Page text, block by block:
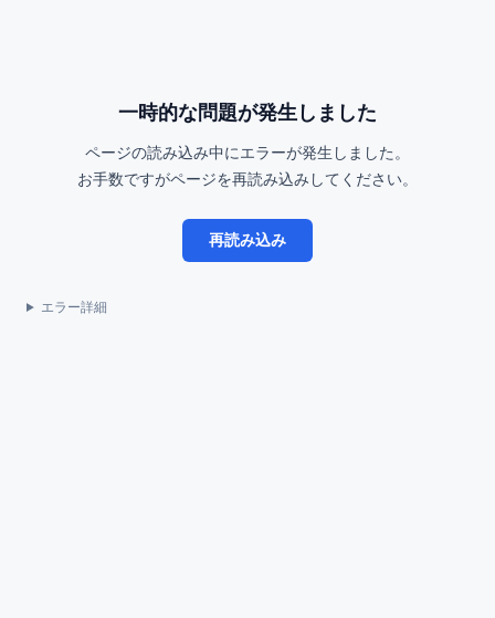
一時的な問題が発生しました
ページの読み込み中にエラーが発生しました。
お手数ですがページを再読み込みしてください。
再読み込み
エラー詳細